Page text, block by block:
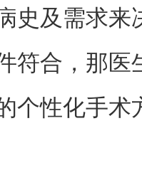
史及需求
符合，那
个性化手术